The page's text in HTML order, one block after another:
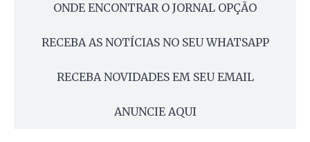
ONDE ENCONTRAR O JORNAL OPÇÃO
RECEBA AS NOTÍCIAS NO SEU WHATSAPP
RECEBA NOVIDADES EM SEU EMAIL
ANUNCIE AQUI